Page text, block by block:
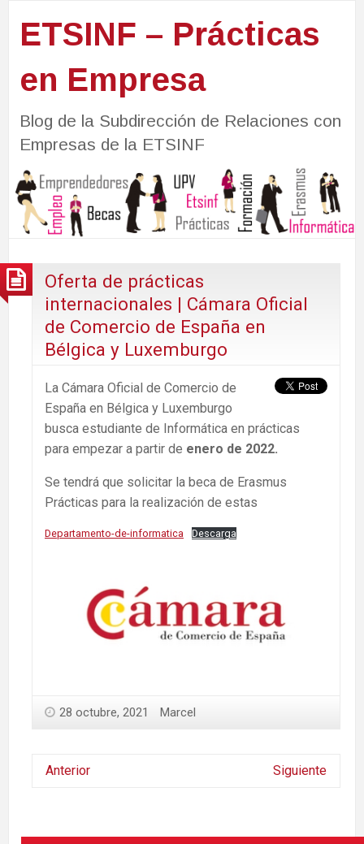
ETSINF – Prácticas
en Empresa
Blog de la Subdirección de Relaciones con
Empresas de la ETSINF
Oferta de prácticas
internacionales | Cámara Oficial
de Comercio de España en
Bélgica y Luxemburgo
La Cámara Oficial de Comercio de
España en Bélgica y Luxemburgo
busca estudiante de Informática en prácticas
para empezar a partir de enero de 2022.
Se tendrá que solicitar la beca de Erasmus
Prácticas para la realización de estas
Departamento-de-informatica Descarga
28 octubre, 2021 Marcel
Anterior Siguiente